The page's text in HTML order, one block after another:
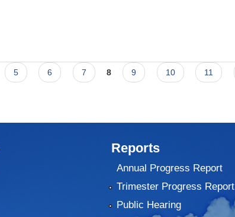
5 6 7 8 9 10 11
Reports
Annual Progress Report
Trimester Progress Report
Public Hearing